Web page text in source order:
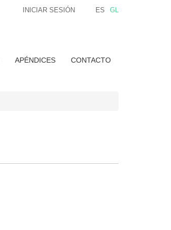
ES GL
INICIAR SESIÓN
APÉNDICES CONTACTO